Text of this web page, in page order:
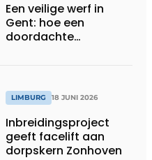
Een veilige werf in
Gent: hoe een
doordachte
LIMBURG 18 JUNI 2026
Inbreidingsproject
geeft facelift aan
dorpskern Zonhoven